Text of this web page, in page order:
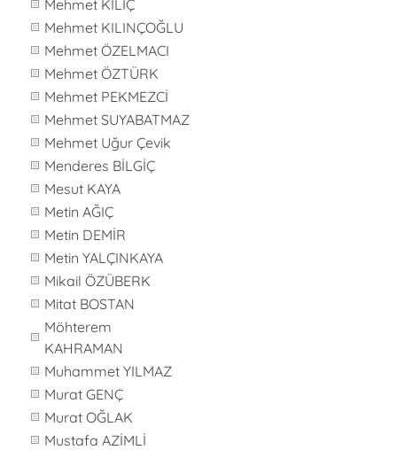
Mehmet KILIÇ
Mehmet KILINÇOĞLU
Mehmet ÖZELMACI
Mehmet ÖZTÜRK
Mehmet PEKMEZCİ
Mehmet SUYABATMAZ
Mehmet Uğur Çevik
Menderes BİLGİÇ
Mesut KAYA
Metin AĞIÇ
Metin DEMİR
Metin YALÇINKAYA
Mikail ÖZÜBERK
Mitat BOSTAN
Möhterem
KAHRAMAN
Muhammet YILMAZ
Murat GENÇ
Murat OĞLAK
Mustafa AZİMLİ